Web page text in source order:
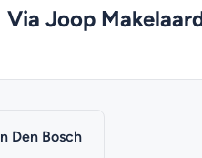
Via Joop
Den Bosch